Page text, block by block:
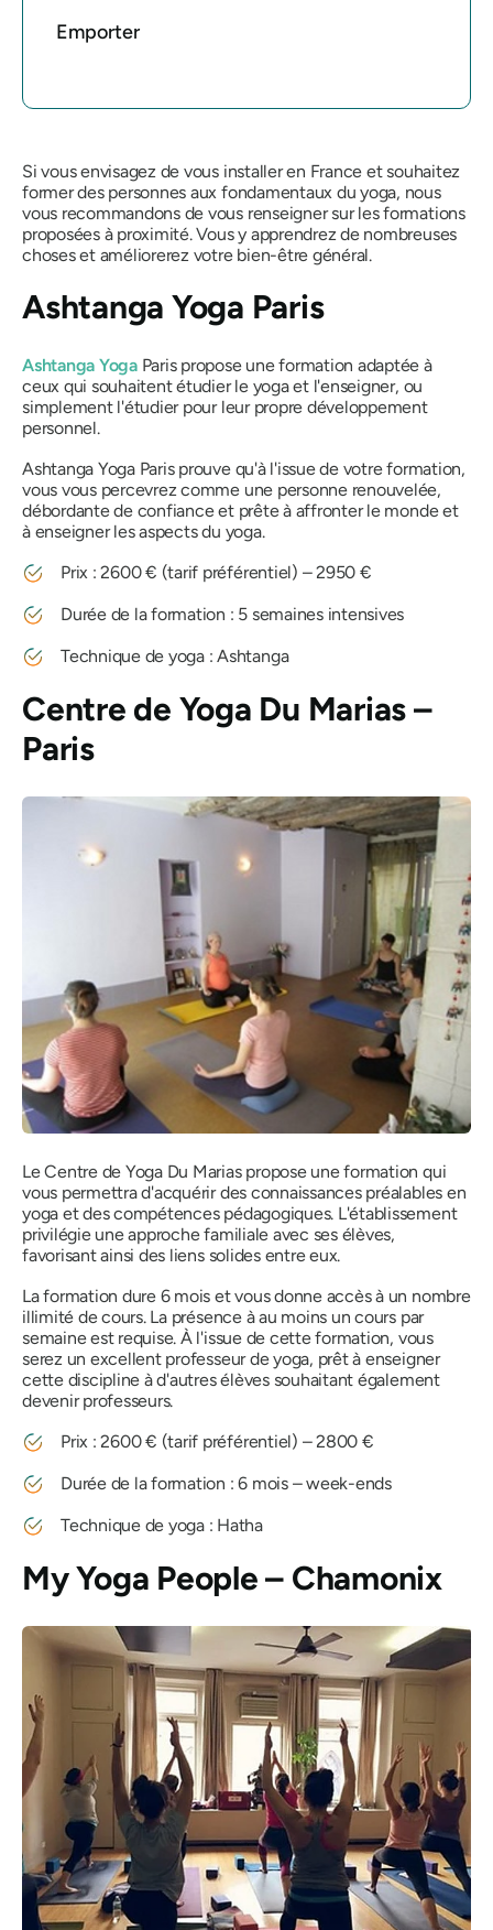
Emporter
Si vous envisagez de vous installer en France et souhaitez
former des personnes aux fondamentaux du yoga, nous
vous recommandons de vous renseigner sur les formations
proposées à proximité. Vous y apprendrez de nombreuses
choses et améliorerez votre bien-être général.
Ashtanga Yoga Paris
Ashtanga YogaParis propose une formation adaptée à
ceux qui souhaitent étudier le yoga et l'enseigner, ou
simplement l'étudier pour leur propre développement
personnel.
Ashtanga Yoga Paris prouve qu'à l'issue de votre formation,
vous vous percevrez comme une personne renouvelée,
débordante de confiance et prête à affronter le monde et
à enseigner les aspects du yoga.
Prix ​​: 2600 € (tarif préférentiel) – 2950 €
Durée de la formation : 5 semaines intensives
Technique de yoga : Ashtanga
Centre de Yoga Du Marias –
Paris
Le Centre de Yoga Du Marias propose une formation qui
vous permettra d'acquérir des connaissances préalables en
yoga et des compétences pédagogiques. L'établissement
privilégie une approche familiale avec ses élèves,
favorisant ainsi des liens solides entre eux.
La formation dure 6 mois et vous donne accès à un nombre
illimité de cours. La présence à au moins un cours par
semaine est requise. À l'issue de cette formation, vous
serez un excellent professeur de yoga, prêt à enseigner
cette discipline à d'autres élèves souhaitant également
devenir professeurs.
Prix ​​: 2600 € (tarif préférentiel) – 2800 €
Durée de la formation : 6 mois – week-ends
Technique de yoga : Hatha
My Yoga People – Chamonix